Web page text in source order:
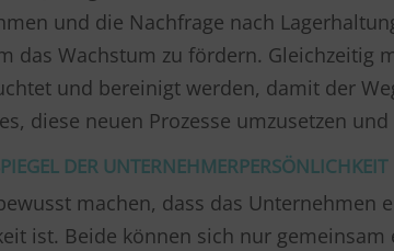
und die Nachfrage nach
das Wachstum zu fördern. Gleichzeitig
und bereinigt werden, damit der
diese neuen Prozesse umzusetzen und
DER UNTERNEHMERPERSÖNLICHKEIT
machen, dass das Unternehmen
ist. Beide können sich nur gemeinsam